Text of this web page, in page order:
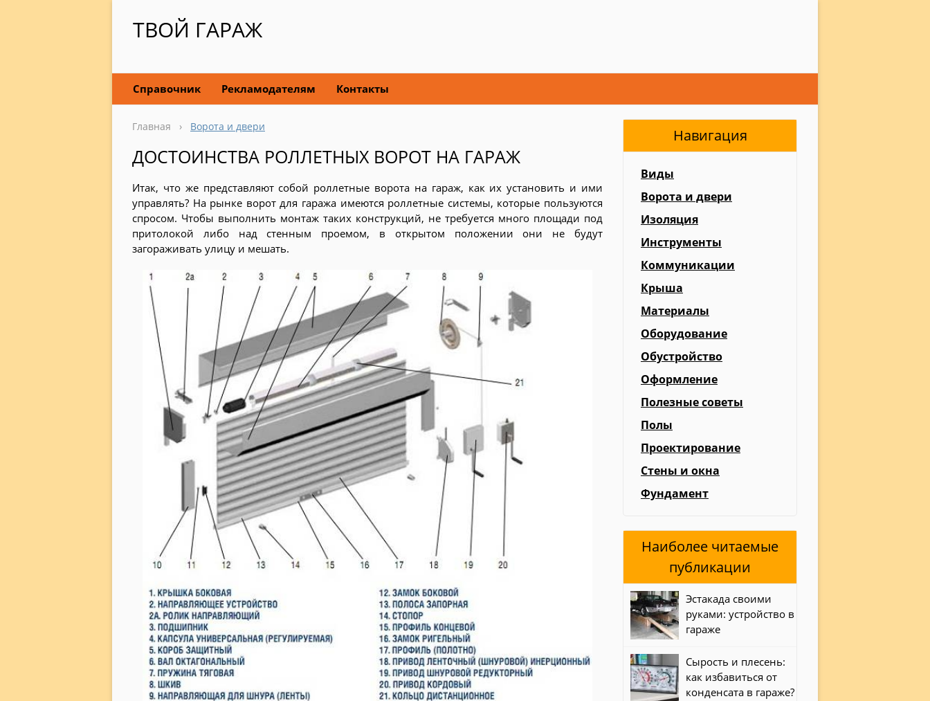
ТВОЙ ГАРАЖ
Справочник Рекламодателям Контакты
Главная › Ворота и двери
ДОСТОИНСТВА РОЛЛЕТНЫХ ВОРОТ НА ГАРАЖ
Итак, что же представляют собой роллетные ворота на гараж, как их установить и ими
управлять? На рынке ворот для гаража имеются роллетные системы, которые пользуются
спросом. Чтобы выполнить монтаж таких конструкций, не требуется много площади под
притолокой либо над стенным проемом, в открытом положении они не будут
загораживать улицу и мешать.
Навигация
Виды
Ворота и двери
Изоляция
Инструменты
Коммуникации
Крыша
Материалы
Оборудование
Обустройство
Оформление
Полезные советы
Полы
Проектирование
Стены и окна
Фундамент
Наиболее читаемые
публикации
Эстакада своими
руками: устройство в
гараже
Сырость и плесень:
как избавиться от
конденсата в гараже?